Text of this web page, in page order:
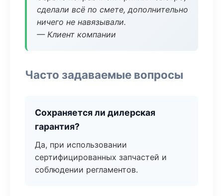
сделали всё по смете, дополнительно
ничего не навязывали.
— Клиент компании
Часто задаваемые вопросы
Сохраняется ли дилерская
гарантия?
Да, при использовании
сертифицированных запчастей и
соблюдении регламентов.